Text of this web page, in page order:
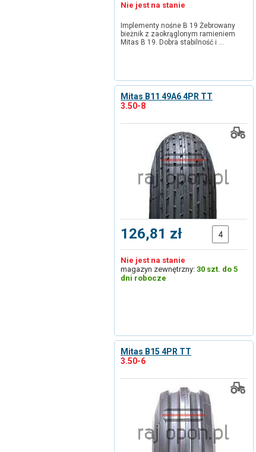
Nie jest na stanie
Implementy nośne B 19 Żebrowany
bieżnik z zaokrąglonym ramieniem
Mitas B 19. Dobra stabilność i …
Mitas B11 49A6 4PR TT
3.50-8
126,81 zł
Nie jest na stanie
magazyn zewnętrzny: 30 szt. do 5
dni robocze
Mitas B15 4PR TT
3.50-6